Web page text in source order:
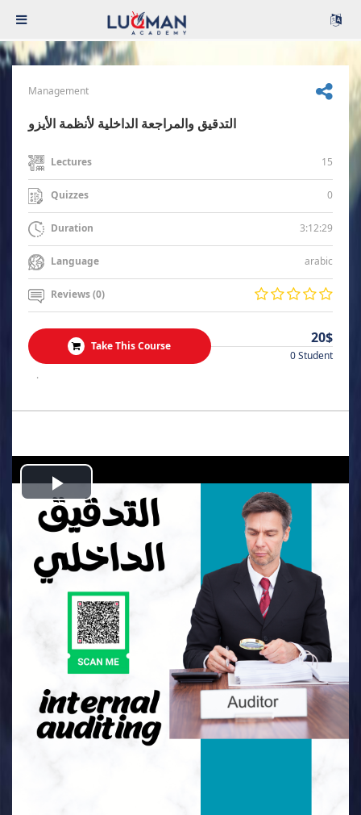
Management
التدقيق والمراجعة الداخلية لأنظمة الأيزو
Lectures 15
Quizzes 0
Duration 3:12:29
Language arabic
Reviews (0)
Take This Course 20$
0 Student
.
Play
Video